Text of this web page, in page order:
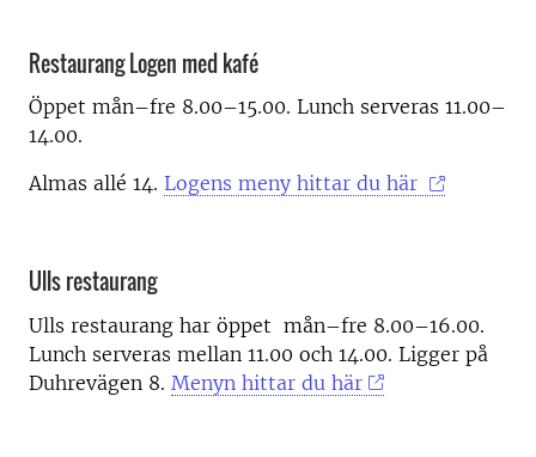
Restaurang Logen med kafé
Öppet mån–fre 8.00–15.00. Lunch serveras 11.00–
14.00.
Almas allé 14. Logens meny hittar du här
Ulls restaurang
Ulls restaurang har öppet mån–fre 8.00–16.00.
Lunch serveras mellan 11.00 och 14.00. Ligger på
Duhrevägen 8. Menyn hittar du här